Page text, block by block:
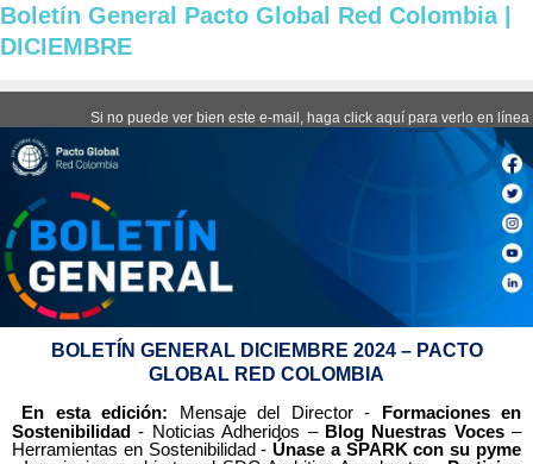
Boletín General Pacto Global Red Colombia |
DICIEMBRE